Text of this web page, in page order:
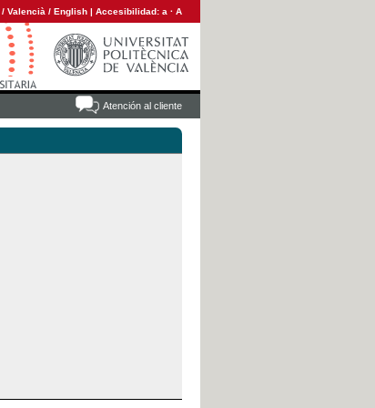
/ Valencià / English | Accesibilidad: a · A
Atención al cliente